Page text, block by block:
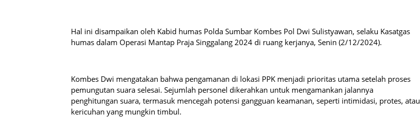
Hal ini disampaikan oleh Kabid humas Polda Sumbar Kombes Pol Dwi Sulistyawan, selaku Kasatgas
humas dalam Operasi Mantap Praja Singgalang 2024 di ruang kerjanya, Senin (2/12/2024).
Kombes Dwi mengatakan bahwa pengamanan di lokasi PPK menjadi prioritas utama setelah proses
pemungutan suara selesai. Sejumlah personel dikerahkan untuk mengamankan jalannya
penghitungan suara, termasuk mencegah potensi gangguan keamanan, seperti intimidasi, protes, atau
kericuhan yang mungkin timbul.